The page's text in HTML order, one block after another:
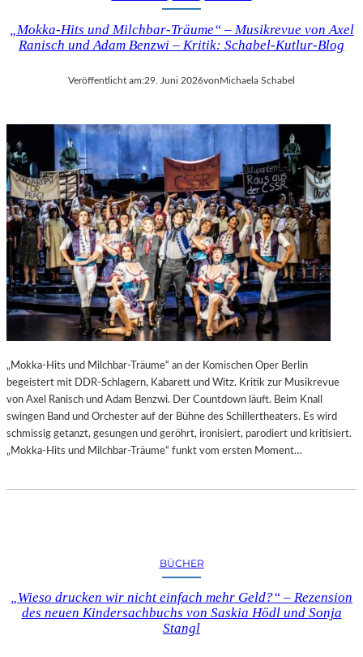
„Mokka-Hits und Milchbar-Träume“ – Musikrevue von Axel
Ranisch und Adam Benzwi – Kritik: Schabel-Kutlur-Blog
Veröffentlicht am:29. Juni 2026vonMichaela Schabel
„Mokka-Hits und Milchbar-Träume“ an der Komischen Oper Berlin
begeistert mit DDR-Schlagern, Kabarett und Witz. Kritik zur Musikrevue
von Axel Ranisch und Adam Benzwi. Der Countdown läuft. Beim Knall
swingen Band und Orchester auf der Bühne des Schillertheaters. Es wird
schmissig getanzt, gesungen und geröhrt, ironisiert, parodiert und kritisiert.
„Mokka-Hits und Milchbar-Träume“ funkt vom ersten Moment…
BÜCHER
„Wieso drucken wir nicht einfach mehr Geld?“ – Rezension
des neuen Kindersachbuchs von Saskia Hödl und Sonja
Stangl